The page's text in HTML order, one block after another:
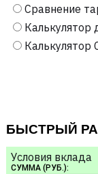
Сравнение
Калькулятор
Калькулятор
БЫСТРЫЙ
Условия вклада
СУММА (РУБ.):